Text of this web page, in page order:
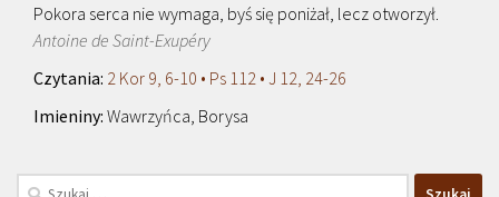
Pokora serca nie wymaga, byś się poniżał, lecz otworzył.
Antoine de Saint-Exupéry
2 Kor 9, 6-10 • Ps 112 • J 12, 24-26
Wawrzyńca, Borysa
Szukaj: